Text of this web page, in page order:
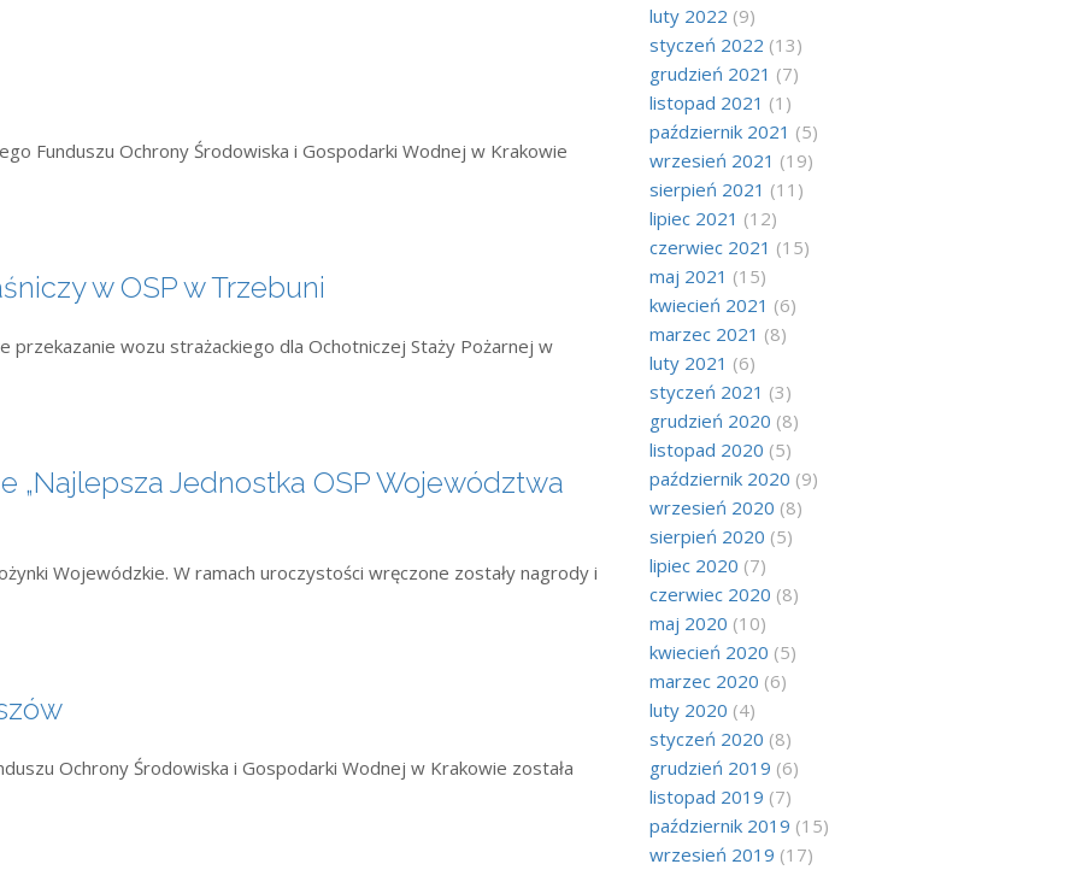
Funduszu Ochrony Środowiska i Gospodarki Wodnej w Krakowie
w OSP w Trzebuni
przekazanie wozu strażackiego dla Ochotniczej Staży Pożarnej w
„Najlepsza Jednostka OSP Województwa
Wojewódzkie. W ramach uroczystości wręczone zostały nagrody i
Ochrony Środowiska i Gospodarki Wodnej w Krakowie została
luty 2022 (9)
styczeń 2022 (13)
grudzień 2021 (7)
listopad 2021 (1)
październik 2021 (5)
wrzesień 2021 (19)
sierpień 2021 (11)
lipiec 2021 (12)
czerwiec 2021 (15)
maj 2021 (15)
kwiecień 2021 (6)
marzec 2021 (8)
luty 2021 (6)
styczeń 2021 (3)
grudzień 2020 (8)
listopad 2020 (5)
październik 2020 (9)
wrzesień 2020 (8)
sierpień 2020 (5)
lipiec 2020 (7)
czerwiec 2020 (8)
maj 2020 (10)
kwiecień 2020 (5)
marzec 2020 (6)
luty 2020 (4)
styczeń 2020 (8)
grudzień 2019 (6)
listopad 2019 (7)
październik 2019 (15)
wrzesień 2019 (17)